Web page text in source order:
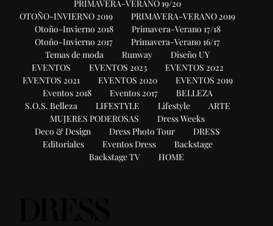
PRIMAVERA-VERANO 19/20
OTOÑO-INVIERNO 2019
PRIMAVERA-VERANO 2019
Otoño-Invierno 2018
Primavera-Verano 17/18
Otoño-Invierno 2017
Primavera-Verano 16/17
Temas de moda
Runway
Diseño UY
EVENTOS
EVENTOS 2023
EVENTOS 2022
EVENTOS 2021
EVENTOS 2020
EVENTOS 2019
Eventos 2018
Eventos 2017
BELLEZA
S.O.S. Belleza
LIFESTYLE Lifestyle
ARTE
MUJERES PODEROSAS
Dress Weeks
Deco & Design
Dress Photo Tour
DRESS
Editoriales
Eventos Dress
Backstage
Backstage TV
HOME